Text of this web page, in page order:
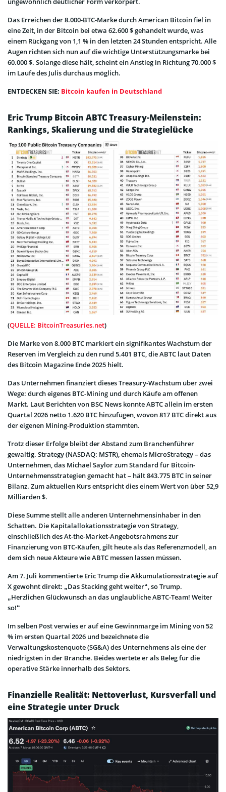
Das Erreichen der 8.000-BTC-Marke durch American Bitcoin fiel in
eine Zeit, in der Bitcoin bei etwa 62.600 $ gehandelt wurde, was
einem Rückgang von 1,1 % in den letzten 24 Stunden entspricht. Alle
Augen richten sich nun auf die wichtige Unterstützungsmarke bei
60.000 $. Solange diese hält, scheint ein Anstieg in Richtung 70.000 $
im Laufe des Julis durchaus möglich.
ENTDECKEN SIE: Bitcoin kaufen in Deutschland
Eric Trump Bitcoin ABTC Treasury-Meilenstein:
Rankings, Skalierung und die Strategielücke
(QUELLE: BitcoinTreasuries.net)
Die Marke von 8.000 BTC markiert ein signifikantes Wachstum der
Reserven im Vergleich zu den rund 5.401 BTC, die ABTC laut Daten
des Bitcoin Magazine Ende 2025 hielt.
Das Unternehmen finanziert dieses Treasury-Wachstum über zwei
Wege: durch eigenes BTC-Mining und durch Käufe am offenen
Markt. Laut Berichten von BSC News konnte ABTC allein im ersten
Quartal 2026 netto 1.620 BTC hinzufügen, wovon 817 BTC direkt aus
der eigenen Mining-Produktion stammten.
Trotz dieser Erfolge bleibt der Abstand zum Branchenführer
gewaltig. Strategy (NASDAQ: MSTR), ehemals MicroStrategy – das
Unternehmen, das Michael Saylor zum Standard für Bitcoin-
Unternehmensstrategien gemacht hat – hält 843.775 BTC in seiner
Bilanz. Zum aktuellen Kurs entspricht dies einem Wert von über 52,9
Milliarden $.
Diese Summe stellt alle anderen Unternehmensinhaber in den
Schatten. Die Kapitalallokationsstrategie von Strategy,
einschließlich des At-the-Market-Angebotsrahmens zur
Finanzierung von BTC-Käufen, gilt heute als das Referenzmodell, an
dem sich neue Akteure wie ABTC messen lassen müssen.
Am 7. Juli kommentierte Eric Trump die Akkumulationsstrategie auf
X gewohnt direkt: „Das Stacking geht weiter“, so Trump.
„Herzlichen Glückwunsch an das unglaubliche ABTC-Team! Weiter
so!“
Im selben Post verwies er auf eine Gewinnmarge im Mining von 52
% im ersten Quartal 2026 und bezeichnete die
Verwaltungskostenquote (SG&A) des Unternehmens als eine der
niedrigsten in der Branche. Beides wertete er als Beleg für die
operative Stärke innerhalb des Sektors.
Finanzielle Realität: Nettoverlust, Kursverfall und
eine Strategie unter Druck